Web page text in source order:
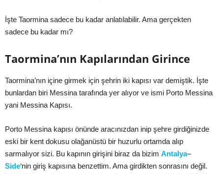
İşte Taormina sadece bu kadar anlatılabilir. Ama gerçekten
sadece bu kadar mı?
Taormina’nın Kapılarından Girince
Taormina’nın içine girmek için şehrin iki kapısı var demiştik. İşte
bunlardan biri Messina tarafında yer alıyor ve ismi Porto Messina
yani Messina Kapısı.
Porto Messina kapısı önünde aracınızdan inip şehre girdiğinizde
eski bir kent dokusu olağanüstü bir huzurlu ortamda alıp
sarmalıyor sizi. Bu kapının girişini biraz da bizim Antalya–
Side‘nin giriş kapısına benzettim. Ama girdikten sonrasını değil.